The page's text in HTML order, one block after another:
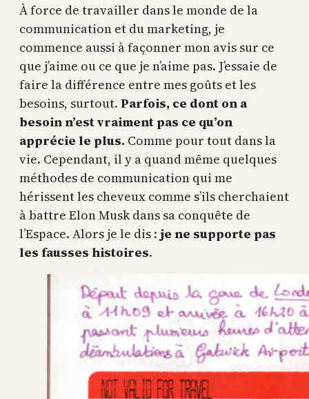
À force de travailler dans le monde de la
communication et du marketing, je
commence aussi à façonner mon avis sur ce
que j’aime ou ce que je n’aime pas. J’essaie de
faire la différence entre mes goûts et les
besoins, surtout. Parfois, ce dont on a
besoin n’est vraiment pas ce qu’on
apprécie le plus. Comme pour tout dans la
vie. Cependant, il y a quand même quelques
méthodes de communication qui me
hérissent les cheveux comme s’ils cherchaient
à battre Elon Musk dans sa conquête de
l’Espace. Alors je le dis : je ne supporte pas
les fausses histoires.